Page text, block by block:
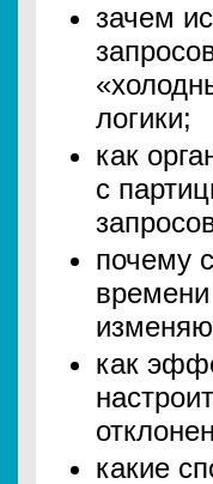
зачем
логики;
как
с
почему
как
какие